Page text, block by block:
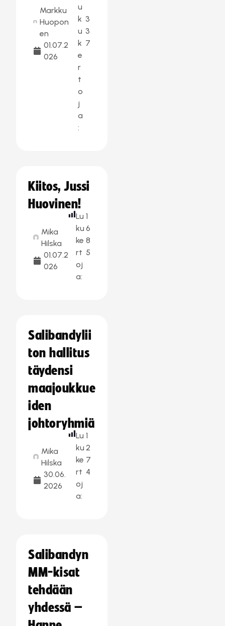
Markku
Huopon
en
01.07.2
026
u
k
u
k
e
r
t
o
j
a
:
3
3
7
Kiitos, Jussi
Huovinen!
Mika
Hilska
01.07.2
026
Lu
ku
ke
rt
oj
a:
1
6
8
5
Salibandylii
ton hallitus
täydensi
maajoukkue
iden
johtoryhmiä
Mika
Hilska
30.06.
2026
Lu
ku
ke
rt
oj
a:
1
2
7
4
Salibandyn
MM-kisat
tehdään
yhdessä –